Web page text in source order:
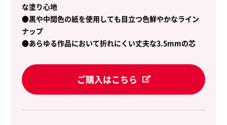
な塗り心地
●黒や中間色の紙を使用しても目立つ色鮮やかなライン
ナップ
●あらゆる作品において折れにくい丈夫な3.5mmの芯
ご購入はこちら